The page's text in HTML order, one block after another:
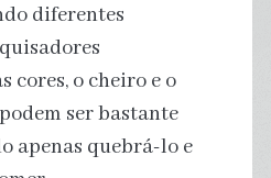
diferentes
cores, o cheiro e o
ser bastante
apenas quebrá-lo e